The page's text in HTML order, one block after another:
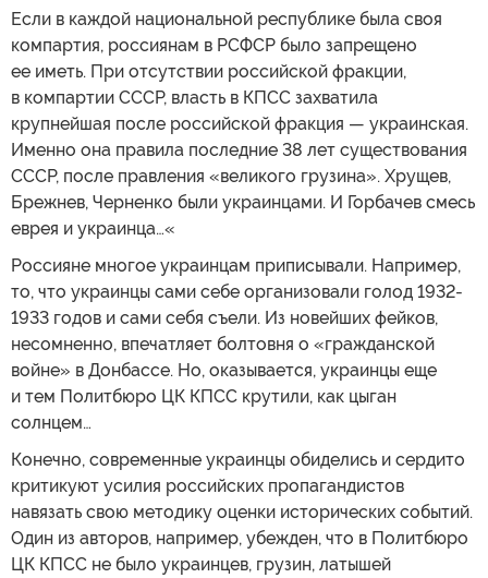
Если в каждой национальной республике была своя
компартия, россиянам в РСФСР было запрещено
ее иметь. При отсутствии российской фракции,
в компартии СССР, власть в КПСС захватила
крупнейшая после российской фракция — украинская.
Именно она правила последние 38 лет существования
СССР, после правления «великого грузина». Хрущев,
Брежнев, Черненко были украинцами. И Горбачев смесь
еврея и украинца…«
Россияне многое украинцам приписывали. Например,
то, что украинцы сами себе организовали голод 1932-
1933 годов и сами себя съели. Из новейших фейков,
несомненно, впечатляет болтовня о «гражданской
войне» в Донбассе. Но, оказывается, украинцы еще
и тем Политбюро ЦК КПСС крутили, как цыган
солнцем…
Конечно, современные украинцы обиделись и сердито
критикуют усилия российских пропагандистов
навязать свою методику оценки исторических событий.
Один из авторов, например, убежден, что в Политбюро
ЦК КПСС не было украинцев, грузин, латышей